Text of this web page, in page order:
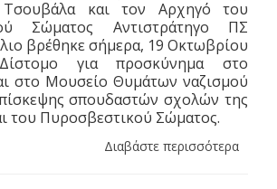
Τσουβάλα και τον Αρχηγό του
Σώματος Αντιστράτηγο ΠΣ
βρέθηκε σήμερα, 19 Οκτωβρίου
για προσκύνημα στο
στο Μουσείο Θυμάτων ναζισμού
σπουδαστών σχολών της
του Πυροσβεστικού Σώματος.
Διαβάστε περισσότερα